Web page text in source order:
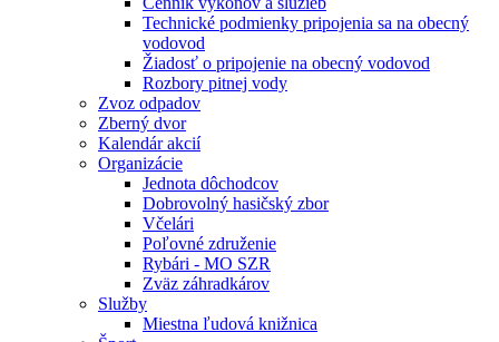
Technické podmienky pripojenia sa na obecný
vodovod
Žiadosť o pripojenie na obecný vodovod
Rozbory pitnej vody
Zvoz odpadov
Zberný dvor
Kalendár akcií
Organizácie
Jednota dôchodcov
Dobrovolný hasičský zbor
Včelári
Poľovné združenie
Rybári - MO SZR
Zväz záhradkárov
Služby
Miestna ľudová knižnica